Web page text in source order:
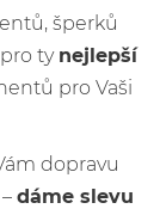
šperků
ty nejlepší
pro Vaši
dopravu
dáme slevu